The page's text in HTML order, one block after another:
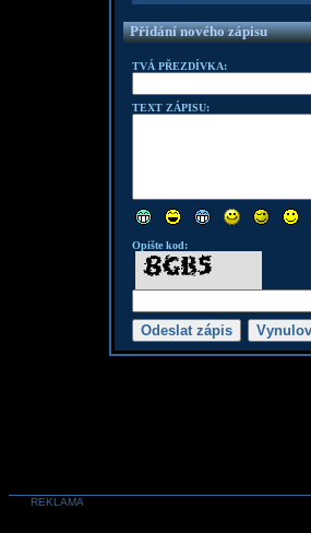
Přidání nového zápisu
TVÁ PŘEZDÍVKA:
TEXT ZÁPISU:
Opište kod:
REKLAMA